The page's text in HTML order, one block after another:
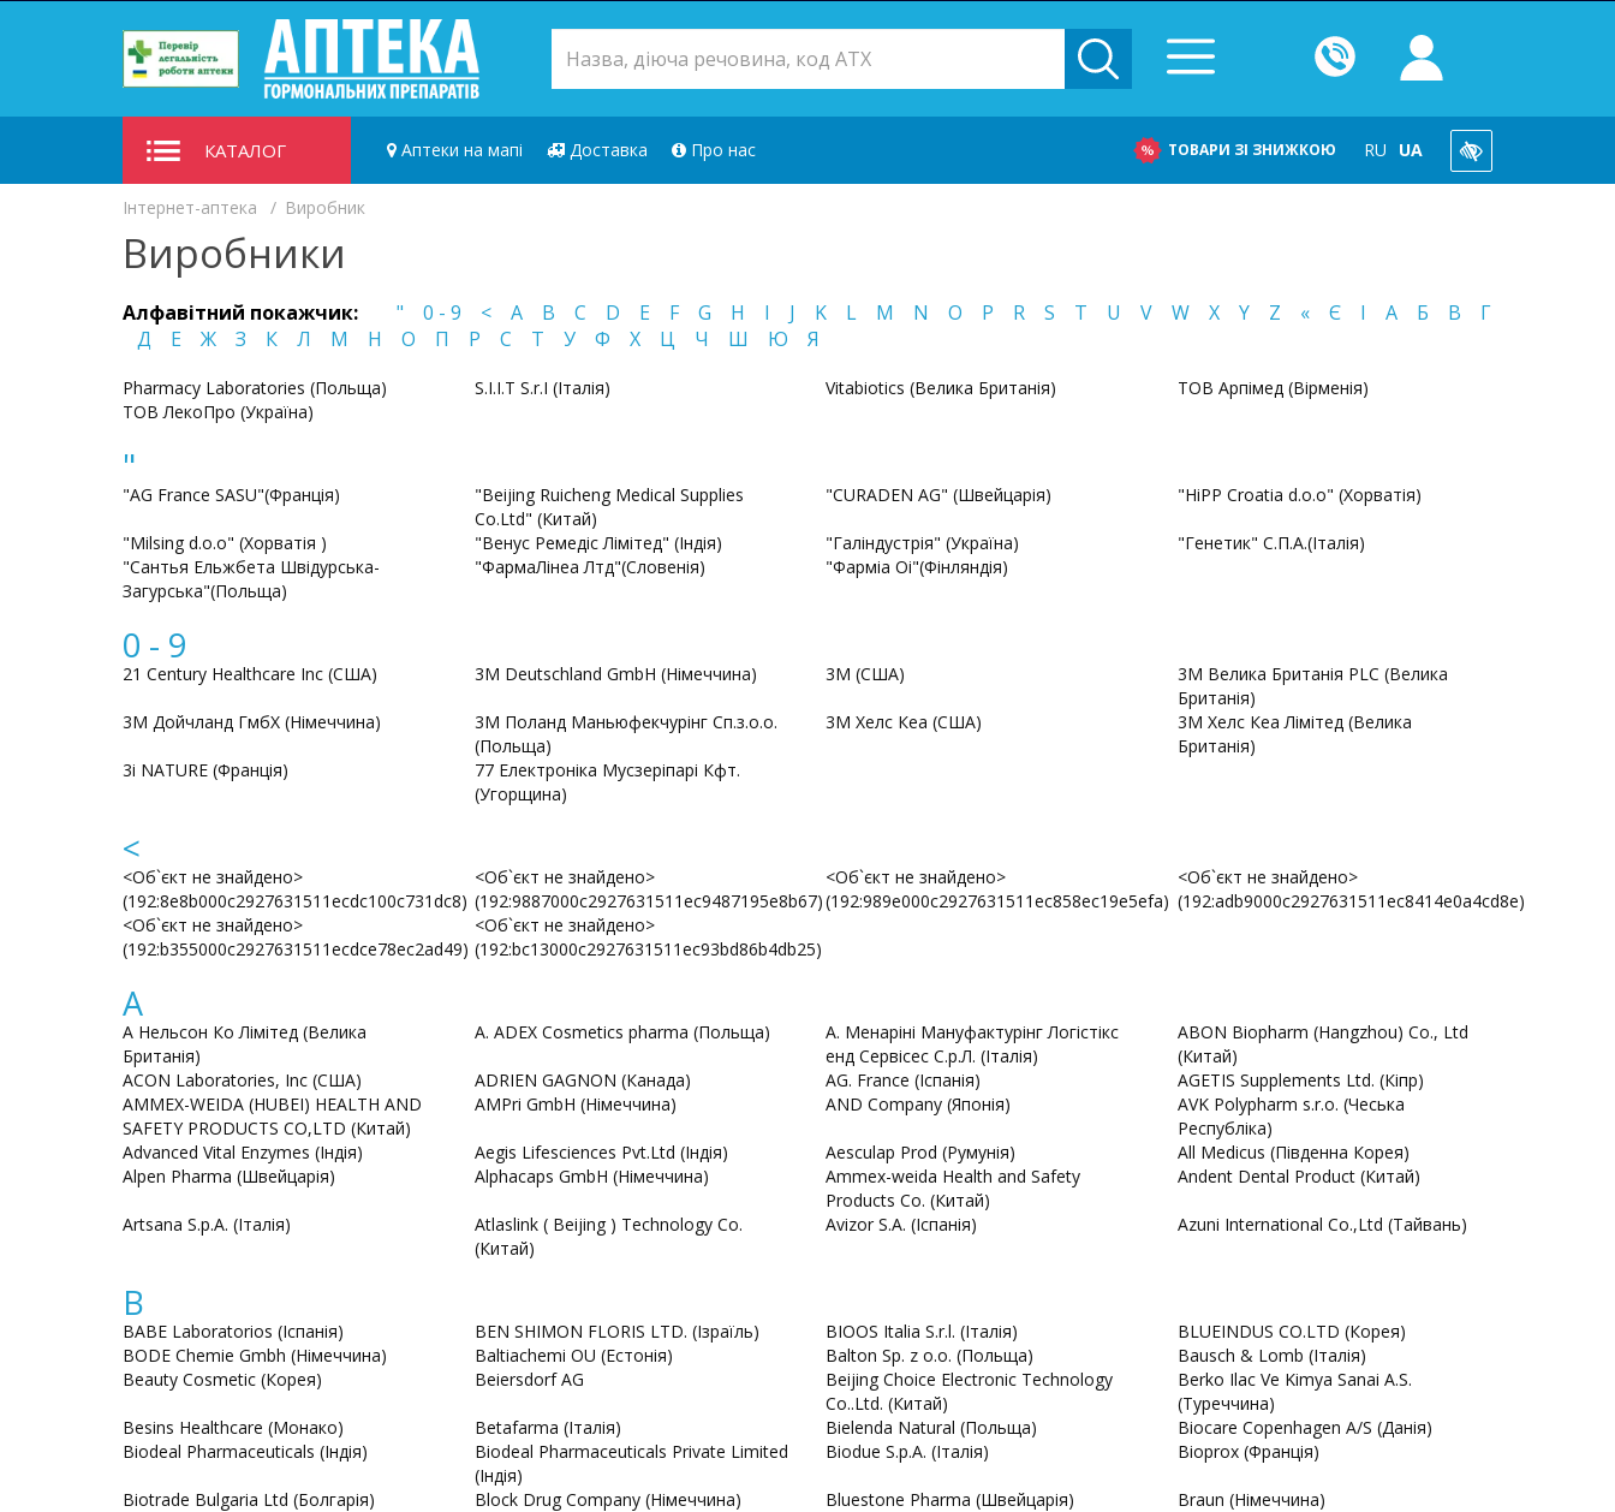
КАТАЛОГ Аптеки на мапі Доставка Про нас ТОВАРИ ЗІ ЗНИЖКОЮ RU UA
Iнтернет-аптека Виробник
Виробники
Алфавітний покажчик: " 0 - 9 < A B C D E F G H I J K L M N O P R S T U V W X Y Z « Є І А Б В
Г
Д
Е Ж З К Л М Н О П Р С Т У Ф Х Ц Ч Ш Ю Я
Pharmacy Laboratories (Польща) S.I.I.T S.r.I (Італія) Vitabiotics (Велика Британія)
ТОВ Арпімед (Вірменія)
ТОВ ЛекоПро (Україна)
"
"AG France SASU"(Франція)
"Beijing Ruicheng Medical Supplies
Co.Ltd" (Китай)
"CURADEN AG" (Швейцарія) "HiPP Croatia d.o.o" (Хорватія)
"Milsing d.o.o" (Хорватія ) "Венус Ремедіс Лімітед" (Індія) "Галіндустрія" (Україна)
"Генетик" С.П.А.(Італія)
"Сантья Ельжбета Швідурська-
Загурська"(Польща)
"ФармаЛінеа Лтд"(Словенія) "Фарміа Оі"(Фінляндія)
0 - 9
21 Century Healthcare Inc (США) 3M Deutschland GmbH (Німеччина) 3М (США)
3М Велика Британія PLC (Велика
Британія)
3М Дойчланд ГмбХ (Німеччина)
3М Поланд Маньюфекчурінг Сп.з.о.о.
(Польща)
3М Хелс Кеа (США)
3М Хелс Кеа Лімітед (Велика
Британія)
3і NATURE (Франція)
77 Електроніка Мусзеріпарі Кфт.
(Угорщина)
<
<Об`єкт не знайдено>
(192:8e8b000c2927631511ecdc100c731dc8)
<Об`єкт не знайдено>
(192:9887000c2927631511ec9487195e8b67)
<Об`єкт не знайдено>
(192:989e000c2927631511ec858ec19e5efa)
<Об`єкт не знайдено>
(192:adb9000c2927631511ec8414e0a4cd8e)
<Об`єкт не знайдено>
(192:b355000c2927631511ecdce78ec2ad49)
<Об`єкт не знайдено>
(192:bc13000c2927631511ec93bd86b4db25)
A
A Нельсон Ко Лімітед (Велика
Британія)
A. ADEX Cosmetics pharma (Польща)
A. Менаріні Мануфактурінг Логістікс
енд Сервісес С.р.Л. (Італія)
ABON Biopharm (Hangzhou) Co., Ltd
(Китай)
ACON Laboratories, Inc (США)
ADRIEN GAGNON (Канада) AG. France (Іспанія)
AGETIS Supplements Ltd. (Кіпр)
AMMEX-WEIDA (HUBEI) HEALTH AND
SAFETY PRODUCTS CO,LTD (Китай)
AMPri GmbH (Німеччина) AND Company (Японія)
AVK Polypharm s.r.o. (Чеська
Республіка)
Advanced Vital Enzymes (Індія)
Aegis Lifesciences Pvt.Ltd (Індія) Aesculap Prod (Румунія)
All Medicus (Південна Корея)
Alpen Pharma (Швейцарія)
Alphacaps GmbH (Німеччина)
Ammex-weida Health and Safety
Products Co. (Китай)
Andent Dental Product (Китай)
Artsana S.p.A. (Італія)
Atlaslink ( Beijing ) Technology Co.
(Китай)
Avizor S.A. (Іспанія) Azuni International Co.,Ltd (Тайвань)
B
BABE Laboratorios (Іспанія) BEN SHIMON FLORIS LTD. (Ізраїль) BIOOS Italia S.r.l. (Італія)
BLUEINDUS CO.LTD (Корея)
BODE Chemie Gmbh (Німеччина)
Baltiachemi OU (Естонія) Balton Sp. z o.o. (Польща)
Bausch & Lomb (Італія)
Beauty Cosmetic (Корея)
Beiersdorf AG
Beijing Choice Electronic Technology
Co..Ltd. (Китай)
Berko Ilac Ve Kimya Sanai A.S.
(Туреччина)
Besins Healthcare (Монако)
Betafarma (Італія) Bielenda Natural (Польща)
Biocare Copenhagen A/S (Данія)
Biodeal Pharmaceuticals (Індія)
Biodeal Pharmaceuticals Private Limited
(Індія)
Biodue S.p.A. (Італія) Bioprox (Франція)
Biotrade Bulgaria Ltd (Болгарія) Block Drug Company (Німеччина) Bluestone Pharma (Швейцарія) Braun (Німеччина)